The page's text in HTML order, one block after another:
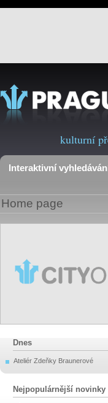
kulturní
Interaktivní
Home page
Dnes
Ateliér Zdeňky Braunerové
Nejpopulárnější novinky